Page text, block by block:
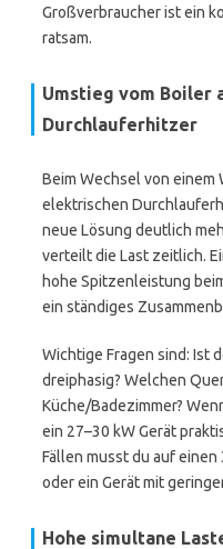
Großverbraucher ist ein
ratsam.
Umstieg vom Boiler
Durchlauferhitzer
Beim Wechsel von einem
elektrischen
neue Lösung deutlich
verteilt die Last zeitlich.
hohe Spitzenleistung
ein ständiges
Wichtige Fragen sind: Ist
dreiphasig? Welchen
Küche/Badezimmer?
ein 27–30 kW Gerät
Fällen musst du auf
oder ein Gerät mit
Hohe simultane